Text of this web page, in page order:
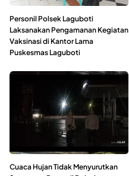
Personil Polsek Laguboti
Laksanakan Pengamanan Kegiatan
Vaksinasi di Kantor Lama
Puskesmas Laguboti
Cuaca Hujan Tidak Menyurutkan